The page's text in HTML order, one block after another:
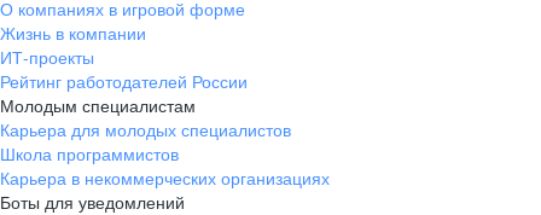
О компаниях в игровой форме
Жизнь в компании
ИТ-проекты
Рейтинг работодателей России
Молодым специалистам
Карьера для молодых специалистов
Школа программистов
Карьера в некоммерческих организациях
Боты для уведомлений